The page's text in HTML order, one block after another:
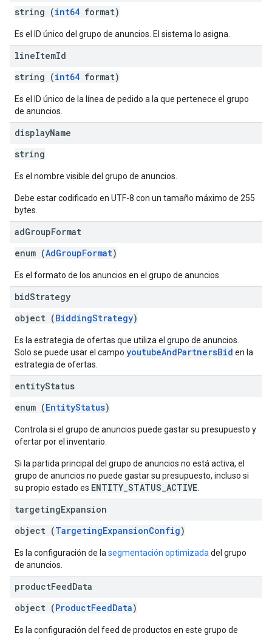
string (int64 format)
Es el ID único del grupo de anuncios. El sistema lo asigna.
lineItemId
string (int64 format)
Es el ID único de la línea de pedido a la que pertenece el grupo
de anuncios.
displayName
string
Es el nombre visible del grupo de anuncios.
Debe estar codificado en UTF-8 con un tamaño máximo de 255
bytes.
adGroupFormat
enum (AdGroupFormat)
Es el formato de los anuncios en el grupo de anuncios.
bidStrategy
object (BiddingStrategy)
Es la estrategia de ofertas que utiliza el grupo de anuncios.
Solo se puede usar el campo youtubeAndPartnersBid en la
estrategia de ofertas.
entityStatus
enum (EntityStatus)
Controla si el grupo de anuncios puede gastar su presupuesto y
ofertar por el inventario.
Si la partida principal del grupo de anuncios no está activa, el
grupo de anuncios no puede gastar su presupuesto, incluso si
su propio estado es ENTITY_STATUS_ACTIVE
targetingExpansion
object (TargetingExpansionConfig)
Es la configuración de la segmentación optimizada del grupo
de anuncios.
productFeedData
object (ProductFeedData)
Es la configuración del feed de productos en este grupo de